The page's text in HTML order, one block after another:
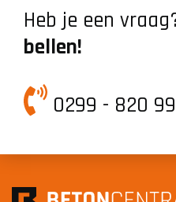
Heb je een
bellen!
0299 - 820